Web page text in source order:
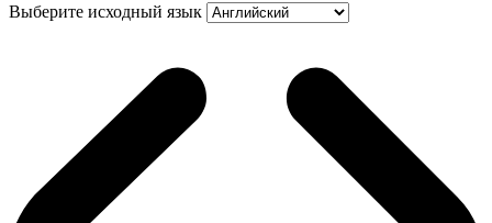
Выберите исходный язык